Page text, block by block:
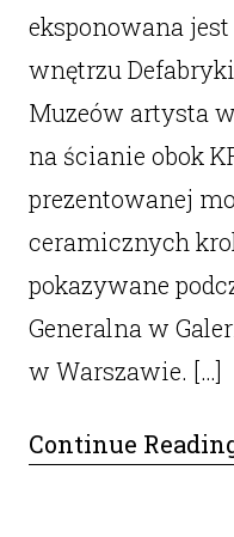
eksponowana
wnętrzu
Muzeów artysta
na ścianie obok
prezentowanej
ceramicznych
pokazywane
Generalna w
w Warszawie. […]
Continue